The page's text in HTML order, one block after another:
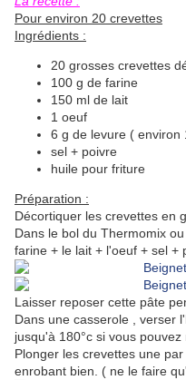
Pour environ 20 crevettes
Ingrédients :
20 grosses crevettes
100 g de farine
150 ml de lait
1 oeuf
6 g de levure ( environ
sel + poivre
huile pour friture
Préparation :
Décortiquer les crevettes en
Dans le bol du Thermomix
farine + le lait + l'oeuf + sel +
Laisser reposer cette pâte
Dans une casserole , verser
jusqu'à 180°c si vous
Plonger les crevettes une
enrobant bien. ( ne le faire